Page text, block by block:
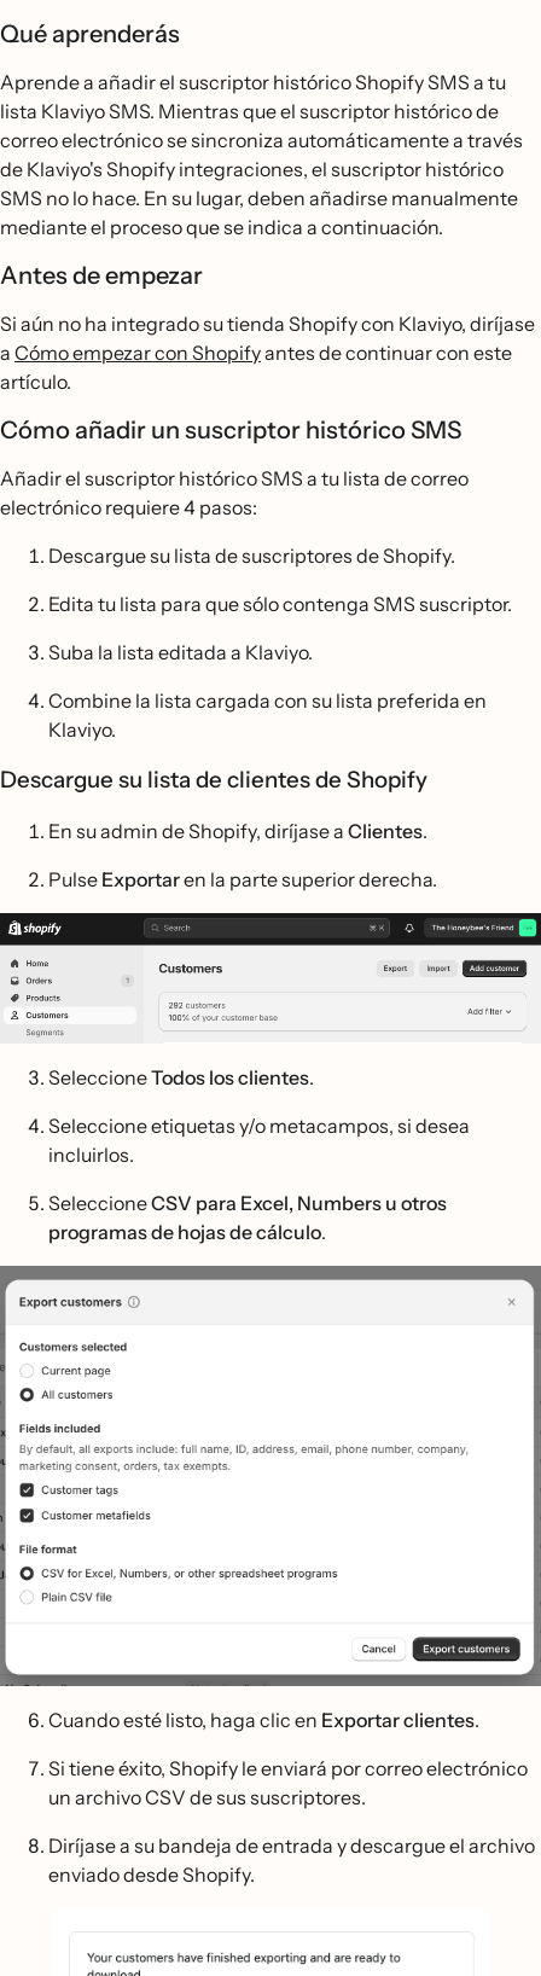
Qué aprenderás
Aprende a añadir el suscriptor histórico Shopify SMS a tu
lista Klaviyo SMS. Mientras que el suscriptor histórico de
correo electrónico se sincroniza automáticamente a través
de Klaviyo's Shopify integraciones, el suscriptor histórico
SMS no lo hace. En su lugar, deben añadirse manualmente
mediante el proceso que se indica a continuación.
Antes de empezar
Si aún no ha integrado su tienda Shopify con Klaviyo, diríjase
a Cómo empezar con Shopifyantes de continuar con este
artículo.
Cómo añadir un suscriptor histórico SMS
Añadir el suscriptor histórico SMS a tu lista de correo
electrónico requiere 4 pasos:
Descargue su lista de suscriptores de Shopify.
Edita tu lista para que sólo contenga SMS suscriptor.
Suba la lista editada a Klaviyo.
Combine la lista cargada con su lista preferida en
Klaviyo.
Descargue su lista de clientes de Shopify
En su admin de Shopify, diríjase a Clientes.
Pulse Exportaren la parte superior derecha.
SeleccioneTodos los clientes.
Seleccione etiquetas y/o metacampos, si desea
incluirlos.
SeleccioneCSV para Excel, Numbers u otros
programas de hojas de cálculo.
Cuando esté listo, haga clic en Exportar clientes.
Si tiene éxito, Shopify le enviará por correo electrónico
un archivo CSV de sus suscriptores.
Diríjase a su bandeja de entrada y descargue el archivo
enviado desde Shopify.